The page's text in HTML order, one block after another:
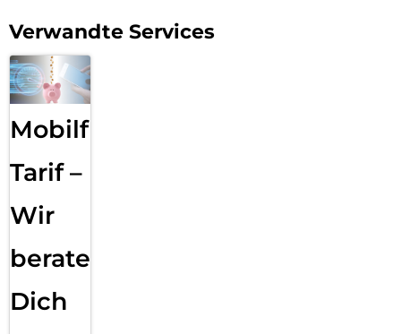
Verwandte Services
Mobilfunk
Tarif –
Wir
beraten
Dich